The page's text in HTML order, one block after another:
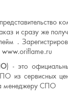
и сразу же
.
www.oriflame.ru
) - это
из сервисных
менеджеру СПО